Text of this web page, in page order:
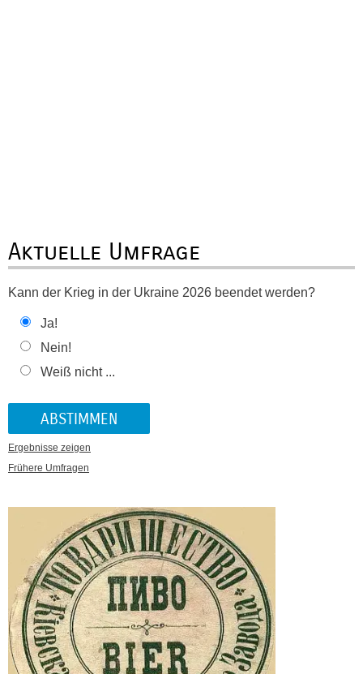
Aktuelle Umfrage
Kann der Krieg in der Ukraine 2026 beendet werden?
Ja!
Nein!
Weiß nicht ...
Ergebnisse zeigen
Frühere Umfragen